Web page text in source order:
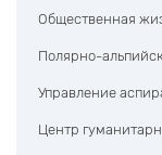
Общественная
Полярно-
Управление
Центр